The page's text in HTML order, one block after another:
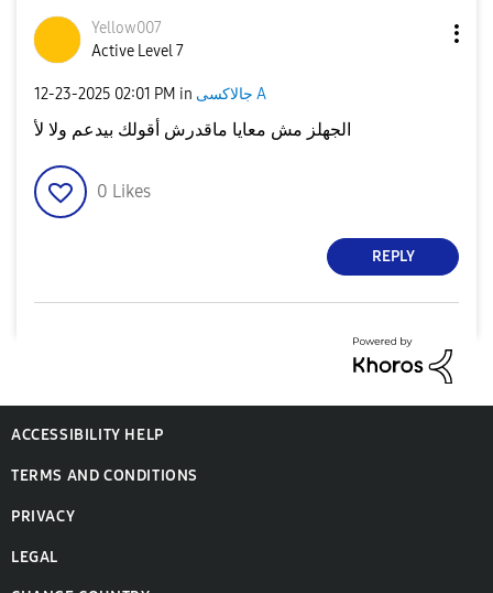
Yellow007
Active Level 7
‎12-23-2025 02:01 PM in جالاكسى A
الجهلز مش معايا ماقدرش أقولك بيدعم ولا لأ
0 Likes
REPLY
ACCESSIBILITY HELP
TERMS AND CONDITIONS
PRIVACY
LEGAL